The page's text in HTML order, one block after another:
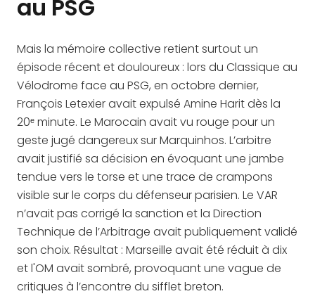
au PSG
Mais la mémoire collective retient surtout un
épisode récent et douloureux : lors du Classique au
Vélodrome face au PSG, en octobre dernier,
François Letexier avait expulsé Amine Harit dès la
20ᵉ minute. Le Marocain avait vu rouge pour un
geste jugé dangereux sur Marquinhos. L’arbitre
avait justifié sa décision en évoquant une jambe
tendue vers le torse et une trace de crampons
visible sur le corps du défenseur parisien. Le VAR
n’avait pas corrigé la sanction et la Direction
Technique de l’Arbitrage avait publiquement validé
son choix. Résultat : Marseille avait été réduit à dix
et l'OM avait sombré, provoquant une vague de
critiques à l’encontre du sifflet breton.